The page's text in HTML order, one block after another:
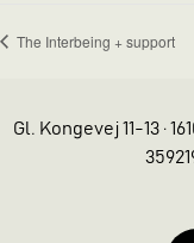
The Interbeing + support
Gl. Kongevej 11-13 ·